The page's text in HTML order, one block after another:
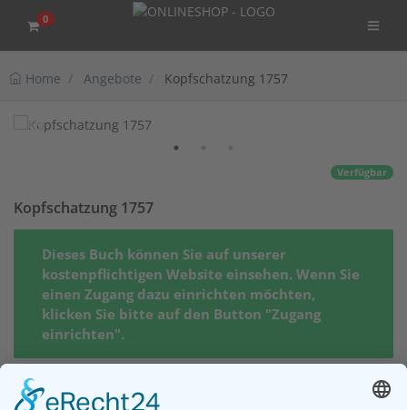
0
Home Angebote Kopfschatzung 1757
Verfügbar
Kopfschatzung 1757
Dieses Buch können Sie auf unserer
kostenpflichtigen Website einsehen. Wenn Sie
einen Zugang dazu einrichten möchten,
klicken Sie bitte auf den Button "Zugang
einrichten".
Wiard Hinrichs